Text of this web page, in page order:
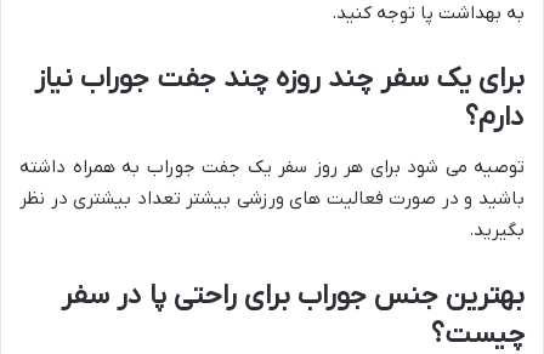
به بهداشت پا توجه کنید.
برای یک سفر چند روزه چند جفت جوراب نیاز
دارم؟
توصیه می شود برای هر روز سفر یک جفت جوراب به همراه داشته
باشید و در صورت فعالیت های ورزشی بیشتر تعداد بیشتری در نظر
بگیرید.
بهترین جنس جوراب برای راحتی پا در سفر
چیست؟